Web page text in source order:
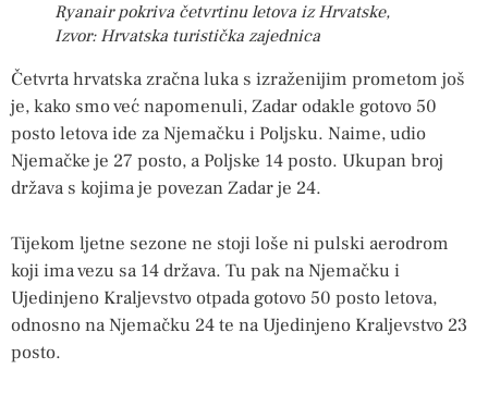
Ryanair pokriva četvrtinu letova iz Hrvatske,
Izvor: Hrvatska turistička zajednica
Četvrta hrvatska zračna luka s izraženijim prometom još
je, kako smo već napomenuli, Zadar odakle gotovo 50
posto letova ide za Njemačku i Poljsku. Naime, udio
Njemačke je 27 posto, a Poljske 14 posto. Ukupan broj
država s kojima je povezan Zadar je 24.
Tijekom ljetne sezone ne stoji loše ni pulski aerodrom
koji ima vezu sa 14 država. Tu pak na Njemačku i
Ujedinjeno Kraljevstvo otpada gotovo 50 posto letova,
odnosno na Njemačku 24 te na Ujedinjeno Kraljevstvo 23
posto.